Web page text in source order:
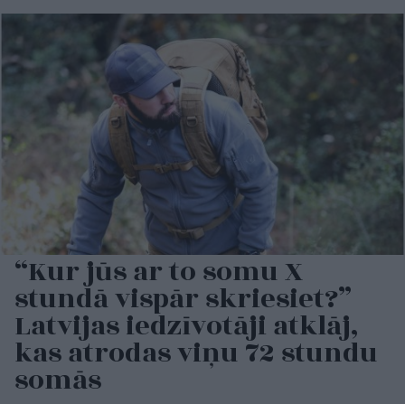
“Kur jūs ar to somu X
stundā vispār skriesiet?”
Latvijas iedzīvotāji atklāj,
kas atrodas viņu 72 stundu
somās